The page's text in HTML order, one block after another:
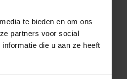
te bieden en om ons
partners voor social
die u aan ze heeft
WOOOD